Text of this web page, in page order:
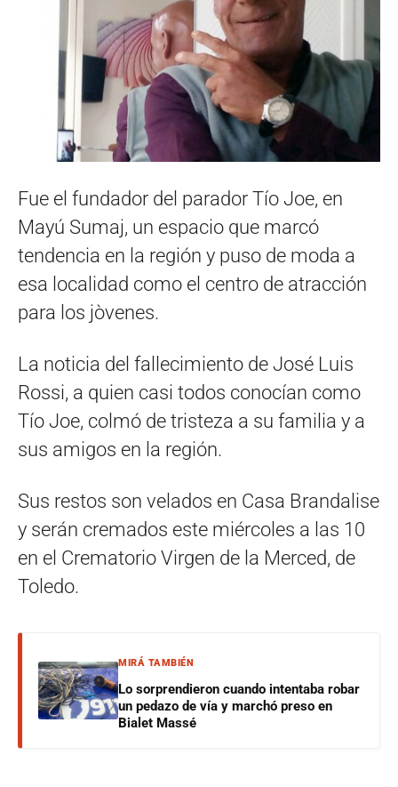
Fue el fundador del parador Tío Joe, en
Mayú Sumaj, un espacio que marcó
tendencia en la región y puso de moda a
esa localidad como el centro de atracción
para los jòvenes.
La noticia del fallecimiento de José Luis
Rossi, a quien casi todos conocían como
Tío Joe, colmó de tristeza a su familia y a
sus amigos en la región.
Sus restos son velados en Casa Brandalise
y serán cremados este miércoles a las 10
en el Crematorio Virgen de la Merced, de
Toledo.
MIRÁ TAMBIÉN
Lo sorprendieron cuando intentaba robar
un pedazo de vía y marchó preso en
Bialet Massé